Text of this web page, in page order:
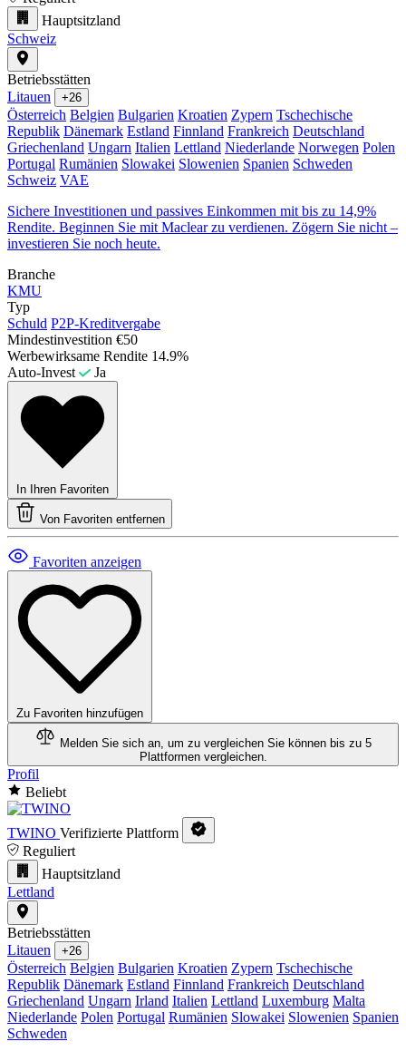
Hauptsitzland
Schweiz
Betriebsstätten
Litauen
+26
Österreich Belgien Bulgarien Kroatien Zypern Tschechische
Republik Dänemark Estland Finnland Frankreich Deutschland
Griechenland Ungarn Italien Lettland Niederlande Norwegen Polen
Portugal Rumänien Slowakei Slowenien Spanien Schweden
Schweiz VAE
Sichere Investitionen und passives Einkommen mit bis zu 14,9%
Rendite. Beginnen Sie mit Maclear zu verdienen. Zögern Sie nicht –
investieren Sie noch heute.
Branche
KMU
Typ
Schuld P2P-Kreditvergabe
Mindestinvestition €50
Werbewirksame Rendite 14.9%
Auto-Invest
Ja
In Ihren Favoriten
Von Favoriten entfernen
Favoriten anzeigen
Zu Favoriten hinzufügen
Melden Sie sich an, um zu vergleichen Sie können bis zu 5
Plattformen vergleichen.
Profil
Beliebt
TWINO Verifizierte Plattform
Reguliert
Hauptsitzland
Lettland
Betriebsstätten
Litauen
+26
Österreich Belgien Bulgarien Kroatien Zypern Tschechische
Republik Dänemark Estland Finnland Frankreich Deutschland
Griechenland Ungarn Irland Italien Lettland Luxemburg Malta
Niederlande Polen Portugal Rumänien Slowakei Slowenien Spanien
Schweden